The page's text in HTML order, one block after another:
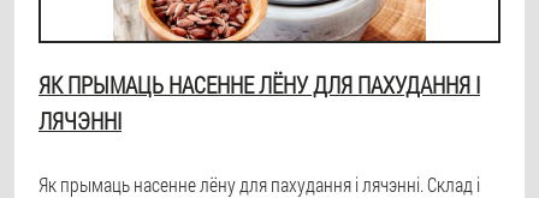
ЯК ПРЫМАЦЬ НАСЕННЕ ЛЁНУ ДЛЯ ПАХУДАННЯ І
ЛЯЧЭННІ
Як прымаць насенне лёну для пахудання і лячэнні. Склад і